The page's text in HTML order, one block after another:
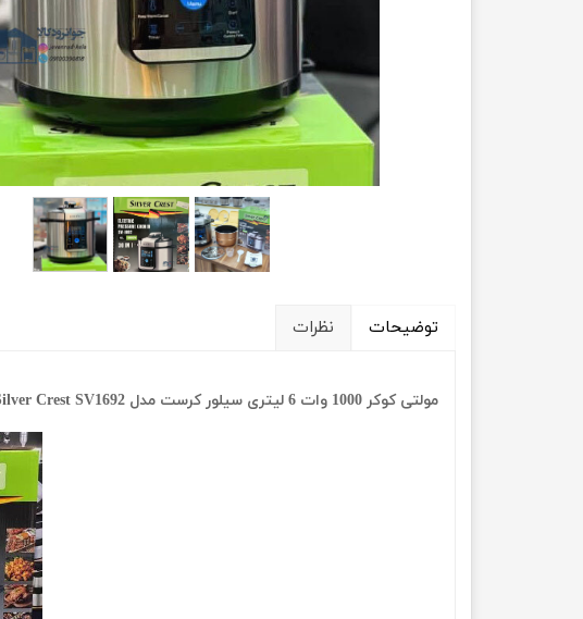
توضیحات نظرات
مولتی کوکر 1000 وات 6 لیتری سیلور کرست مدل Silver Crest SV1692